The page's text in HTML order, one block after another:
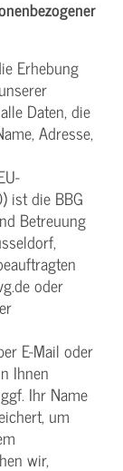
Erhebung
Daten, die
Adresse,
ist die BBG
Betreuung
oder
E-Mail oder
Ihnen
Ihr Name
um
wir,